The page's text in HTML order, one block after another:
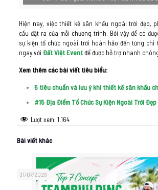
Hiện nay, việc thiết kế sân khấu ngoài trời đẹp,
cầu đặt ra của mỗi chương trình. Bởi vậy để có
sự kiện tổ chức ngoài trời hoàn hảo đến từng chi
ngay với Đất Việt Eventđể được hỗ trợ nhanh
Xem thêm các bài viết tiêu biểu:
5 tiêu chuẩn và lưu ý khi thiết kế sân khấu
#15 Địa Điểm Tổ Chức Sự Kiện Ngoài Trời Đẹp
Lượt xem: 1.164
Bài viết khác
31/07/2026